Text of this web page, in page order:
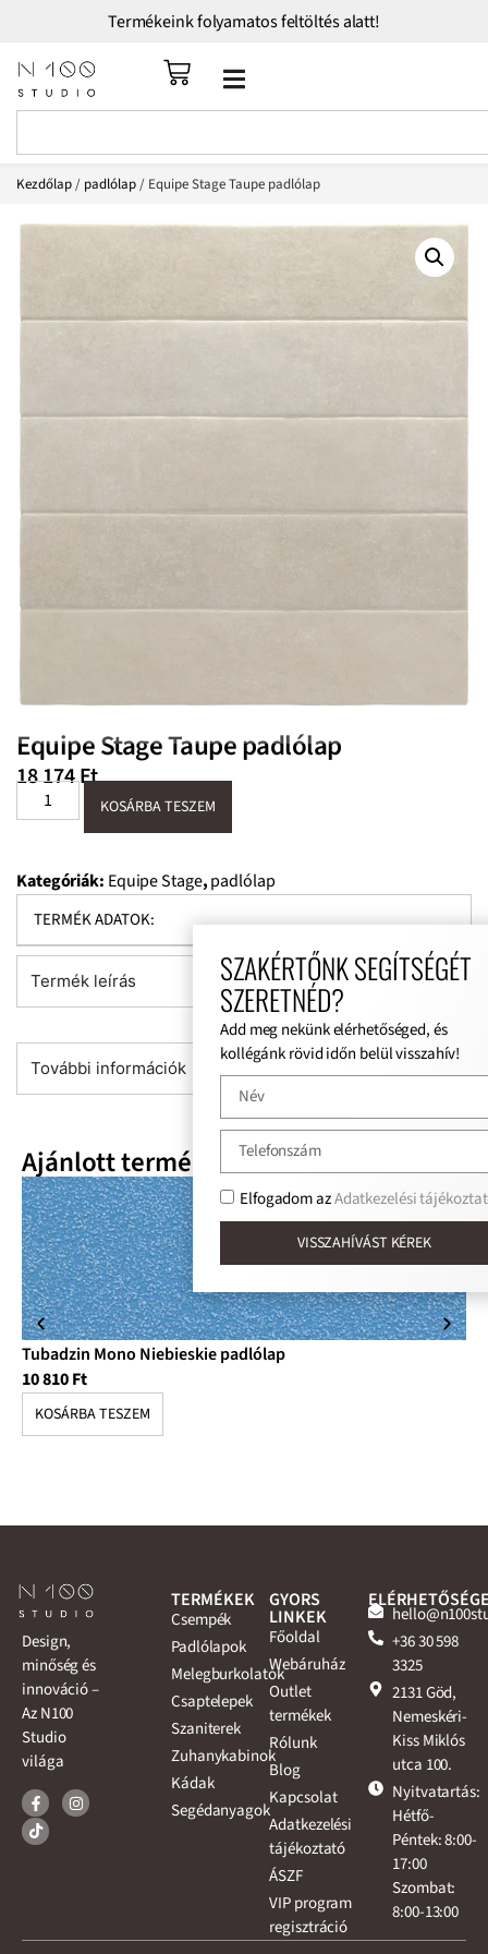
Termékeink folyamatos feltöltés alatt!
Kezdőlap/ padlólap/ Equipe Stage Taupe padlólap
Equipe Stage Taupe padlólap
18 174Ft
KOSÁRBA TESZEM
Kategóriák: Equipe Stage,padlólap
TERMÉK ADATOK:
Termék leírás
További információk
Ajánlott termékek
Tubadzin Mono Niebieskie padlólap
10 810Ft
KOSÁRBA TESZEM
Design,
minőség és
innováció –
Az N100
Studio
világa
TERMÉKEK
Csempék
Padlólapok
Melegburkolatok
Csaptelepek
Szaniterek
Zuhanykabinok
Kádak
Segédanyagok
GYORS
LINKEK
Főoldal
Webáruház
Outlet
termékek
Rólunk
Blog
Kapcsolat
Adatkezelési
tájékoztató
ÁSZF
VIP program
regisztráció
+36 30 598
3325
2131 Göd,
Nemeskéri-
Kiss Miklós
utca 100.
Nyitvatartás:
Hétfő-
Péntek: 8:00-
17:00
Szombat:
8:00-13:00
SZAKÉRTŐNK SEGÍTSÉGÉT
SZERETNÉD?
Add meg nekünk elérhetőséged, és
kollégánk rövid időn belül visszahív!
Elfogadom azAdatkezelési
VISSZAHÍVÁST KÉREK